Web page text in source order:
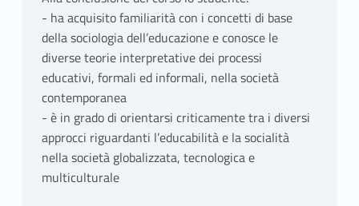
- ha acquisito familiarità con i concetti di base
della sociologia dell’educazione e conosce le
diverse teorie interpretative dei processi
educativi, formali ed informali, nella società
contemporanea
- è in grado di orientarsi criticamente tra i diversi
approcci riguardanti l’educabilità e la socialità
nella società globalizzata, tecnologica e
multiculturale